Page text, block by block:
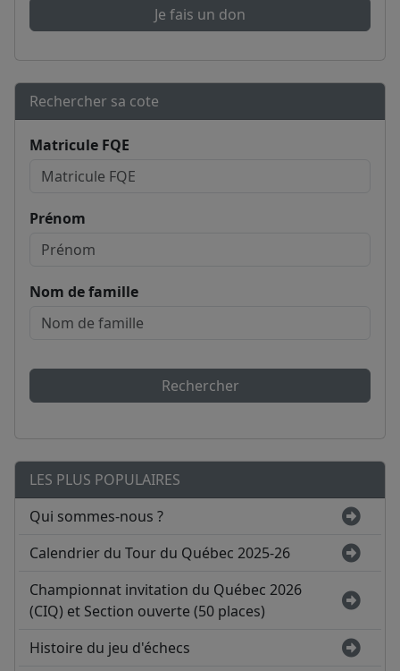
Je fais un don
Rechercher sa cote
Matricule FQE
Prénom
Nom de famille
Rechercher
LES PLUS POPULAIRES
Qui sommes-nous ?
Calendrier du Tour du Québec 2025-26
Championnat invitation du Québec 2026
(CIQ) et Section ouverte (50 places)
Histoire du jeu d'échecs